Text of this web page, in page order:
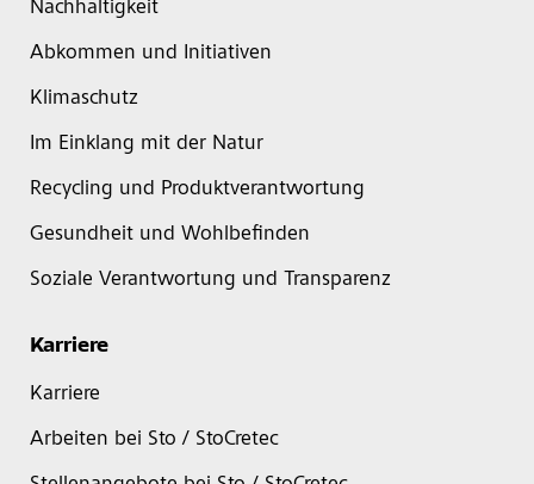
Nachhaltigkeit
Abkommen und Initiativen
Klimaschutz
Im Einklang mit der Natur
Recycling und Produktverantwortung
Gesundheit und Wohlbefinden
Soziale Verantwortung und Transparenz
Karriere
Karriere
Arbeiten bei Sto / StoCretec